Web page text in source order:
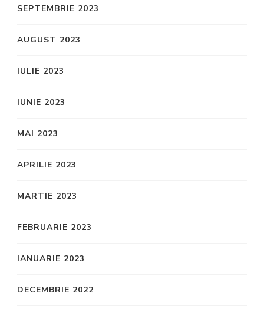
SEPTEMBRIE 2023
AUGUST 2023
IULIE 2023
IUNIE 2023
MAI 2023
APRILIE 2023
MARTIE 2023
FEBRUARIE 2023
IANUARIE 2023
DECEMBRIE 2022